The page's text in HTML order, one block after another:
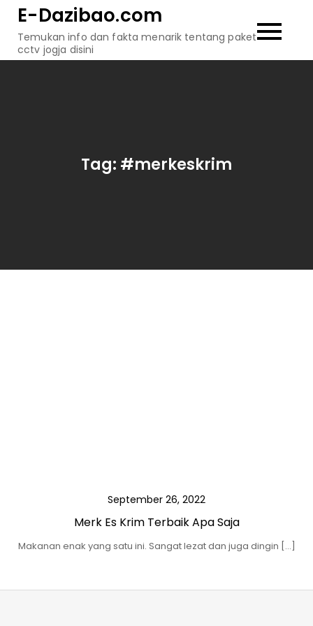
content
E-Dazibao.com
Temukan info dan fakta menarik tentang paket
cctv jogja disini
Tag: #merkeskrim
September 26, 2022
Merk Es Krim Terbaik Apa Saja
Makanan enak yang satu ini. Sangat lezat dan juga dingin […]